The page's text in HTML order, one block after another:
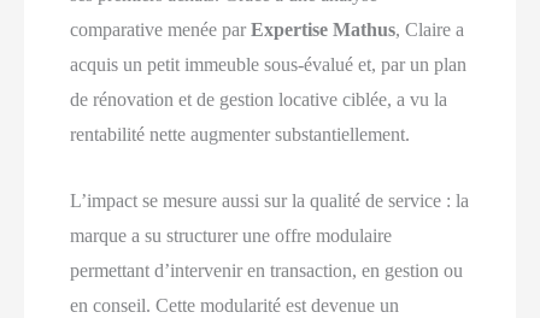
comparative menée parExpertise Mathus, Claire a
acquis un petit immeuble sous-évalué et, par un plan
de rénovation et de gestion locative ciblée, a vu la
rentabilité nette augmenter substantiellement.
L’impact se mesure aussi sur la qualité de service : la
marque a su structurer une offre modulaire
permettant d’intervenir en transaction, en gestion ou
en conseil. Cette modularité est devenue un